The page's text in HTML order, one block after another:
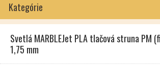
Kategórie
Svetlá MARBLEJet PLA tlačová struna PM
1,75 mm